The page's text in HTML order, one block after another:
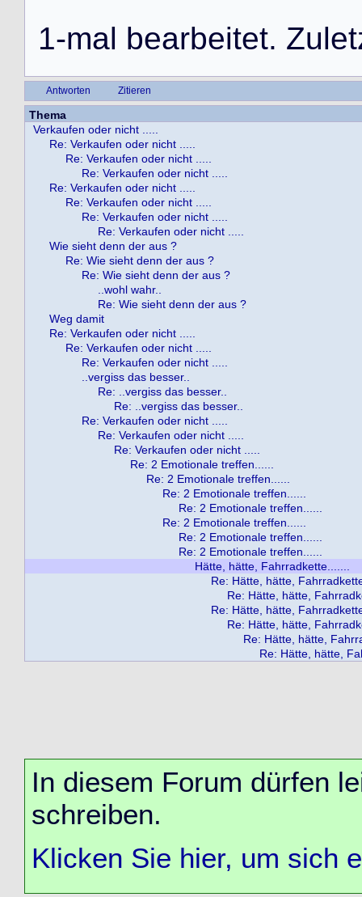
1-mal bearbeitet. Zulet
Antworten Zitieren
Thema
Verkaufen oder nicht .....
Re: Verkaufen oder nicht .....
Re: Verkaufen oder nicht .....
Re: Verkaufen oder nicht .....
Re: Verkaufen oder nicht .....
Re: Verkaufen oder nicht .....
Re: Verkaufen oder nicht .....
Re: Verkaufen oder nicht .....
Wie sieht denn der aus ?
Re: Wie sieht denn der aus ?
Re: Wie sieht denn der aus ?
..wohl wahr..
Re: Wie sieht denn der aus ?
Weg damit
Re: Verkaufen oder nicht .....
Re: Verkaufen oder nicht .....
Re: Verkaufen oder nicht .....
..vergiss das besser..
Re: ..vergiss das besser..
Re: ..vergiss das besser..
Re: Verkaufen oder nicht .....
Re: Verkaufen oder nicht .....
Re: Verkaufen oder nicht .....
Re: 2 Emotionale treffen......
Re: 2 Emotionale treffen......
Re: 2 Emotionale treffen......
Re: 2 Emotionale treffen......
Re: 2 Emotionale treffen......
Re: 2 Emotionale treffen......
Re: 2 Emotionale treffen......
Hätte, hätte, Fahrradkette.......
Re: Hätte, hätte,
Re: Hätte, hätte,
Re: Hätte, hätte,
Re: Hätte, hätte,
Re: Hätte, hätte,
Re: Hätte, hätte,
In diesem Forum dürfen
schreiben.
Klicken Sie hier, um sich